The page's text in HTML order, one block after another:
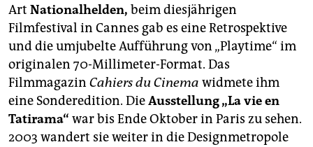
Art Nationalhelden, beim diesjährigen
Filmfestival in Cannes gab es eine Retrospektive
und die umjubelte Aufführung von „Playtime“ im
originalen 70-Millimeter-Format. Das
Filmmagazin Cahiers du Cinema widmete ihm
eine Sonderedition. DieAusstellung „La vie en
Tatirama“ war bis Ende Oktober in Paris zu sehen.
2003 wandert sie weiter in die Designmetropole